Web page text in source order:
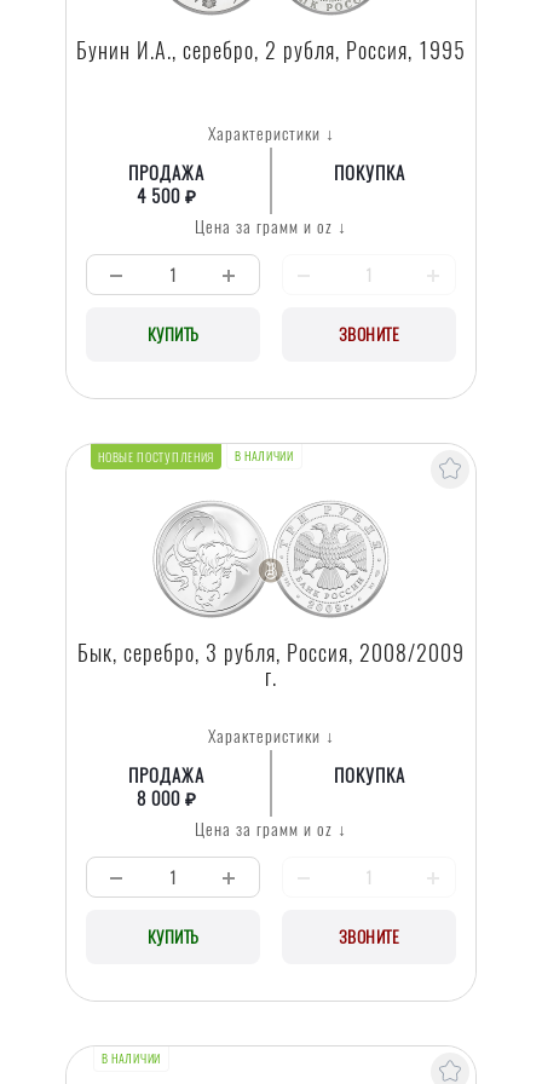
Бунин И.А., серебро, 2 рубля, Россия, 1995
Характеристики ↓
ПРОДАЖА
4 500 ₽
ПОКУПКА
Цена за грамм и oz ↓
КУПИТЬ ЗВОНИТЕ
НОВЫЕ ПОСТУПЛЕНИЯ В НАЛИЧИИ
Бык, серебро, 3 рубля, Россия, 2008/2009
г.
Характеристики ↓
ПРОДАЖА
8 000 ₽
ПОКУПКА
Цена за грамм и oz ↓
КУПИТЬ ЗВОНИТЕ
В НАЛИЧИИ